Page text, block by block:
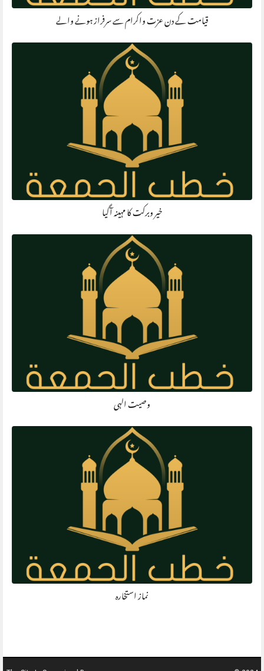
قیامت کے دن عزت واکرام سے سرفراز ہونے والے
خیر وبرکت کا مہینہ آگیا
وصیت الہی
نماز استخارہ